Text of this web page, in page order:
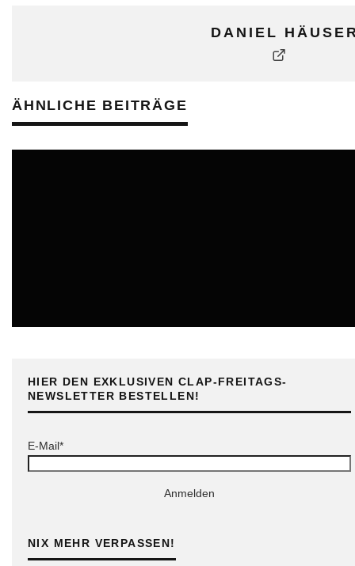
DANIEL
ÄHNLICHE BEITRÄGE
HIER DEN EXKLUSIVEN CLAP-FREITAGS-
NEWSLETTER BESTELLEN!
E-Mail*
Anmelden
NIX MEHR VERPASSEN!